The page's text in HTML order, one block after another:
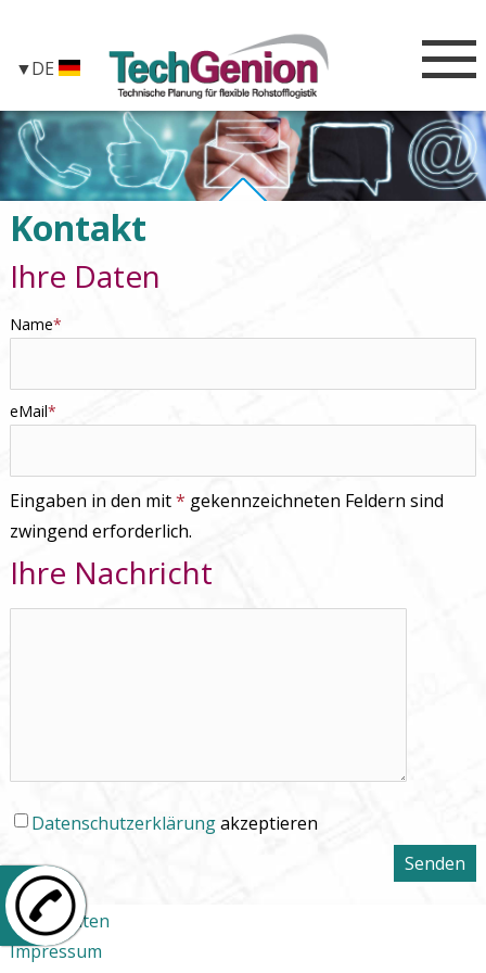
DE
Kontakt
Ihre Daten
Name
eMail
Eingaben in den mit
gekennzeichneten Feldern sind
zwingend erforderlich.
Ihre Nachricht
Datenschutzerklärungakzeptieren
Senden
Nachrichten
Impressum
+49 6106 26847-0